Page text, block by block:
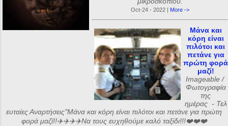
Oct-24 - 2022 | More ->
Μάνα και
κόρη είναι
πιλότοι και
πετάνε για
πρώτη φορά
μαζί!
Imageable /
Φωτογραφία
της
ημέρας - Τελ
ευταίες Αναρτήσεις"Μάνα και κόρη είναι πιλότοι και πετάνε για πρώτη
φορά μαζί!!✈️✈️✈️✈️Να τους ευχηθούμε καλό ταξίδι!!!❤️❤️❤️